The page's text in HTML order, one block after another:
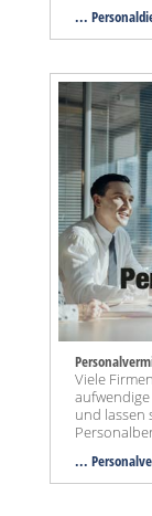
...
Viele
und lassen
...